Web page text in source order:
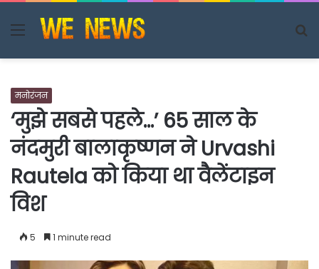
Menu
मनोरंजन
‘मुझे सबसे पहले…’ 65 साल के
नंदमुरी बालाकृष्णन ने Urvashi
Rautela को किया था वैलेंटाइन
विश
5 1 minute read